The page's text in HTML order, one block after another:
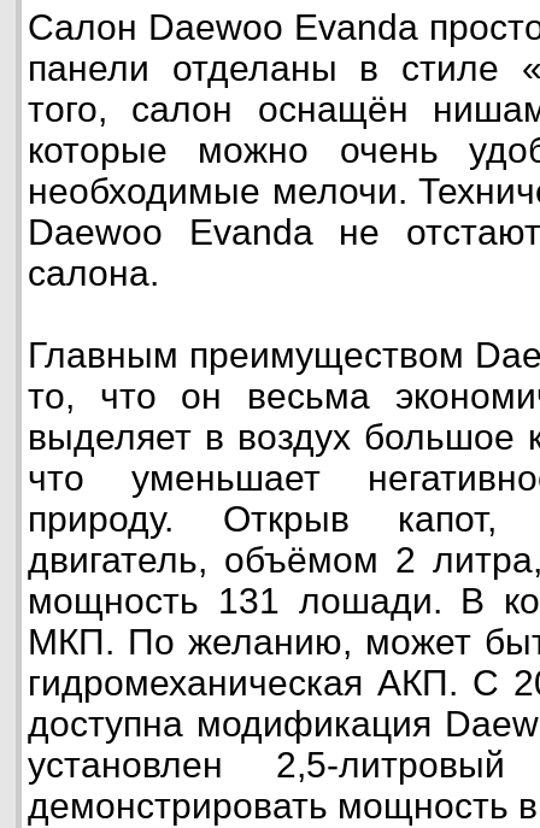
Салон Daewoo Evanda
панели отделаны в стиле
того, салон оснащён
которые можно очень
необходимые мелочи.
Daewoo Evanda не
салона.
Главным преимуществом
то, что он весьма
выделяет в воздух большое
что уменьшает
природу. Открыв капот,
двигатель, объёмом 2
мощность 131 лошади. В
МКП. По желанию, может
гидромеханическая АКП. С
доступна модификация
установлен 2,5-
демонстрировать мощность